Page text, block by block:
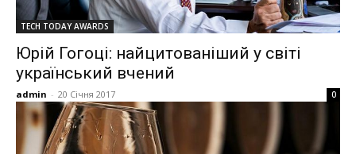
TECH TODAY AWARDS
Юрій Гогоці: найцитованіший у світі
український вчений
admin - 20 Січня 2017 0